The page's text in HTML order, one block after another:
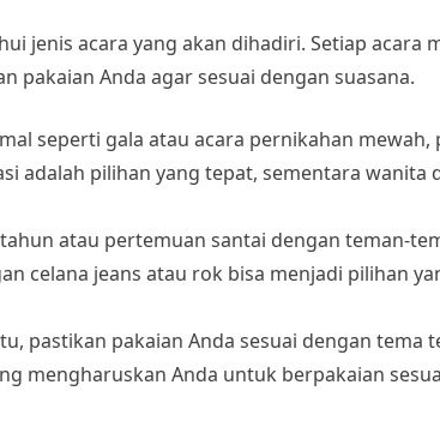
jenis acara yang akan dihadiri. Setiap acara
pakaian Anda agar sesuai dengan suasana.
seperti gala atau acara pernikahan mewah,
adalah pilihan yang tepat, sementara wanita
atau pertemuan santai dengan teman-
celana jeans atau rok bisa menjadi pilihan
pastikan pakaian Anda sesuai dengan tema
mengharuskan Anda untuk berpakaian